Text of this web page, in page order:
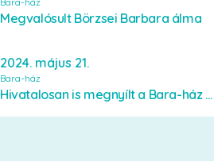
Megvalósult Börzsei Barbara álma
2024. május 21.
Bara-ház
Hivatalosan is megnyílt a Bara-ház Veszprémben